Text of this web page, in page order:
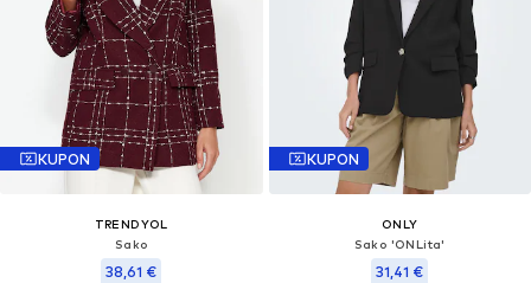
KUPON
TRENDYOL
Sako
38,61 €
KUPON
ONLY
Sako 'ONLita'
31,41 €